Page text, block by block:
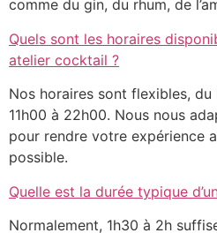
comme du gin, du rhum, de
Quels sont les horaires
atelier cocktail ?
Nos horaires sont flexibles,
11h00 à 22h00. Nous nous
pour rendre votre expérience
possible.
Quelle est la durée typique
Normalement, 1h30 à 2h